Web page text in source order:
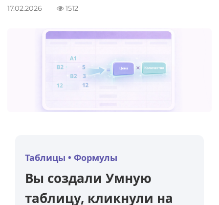
Excel с уверенностью:
Формулы в excel
17.02.2026 1512
Таблицы • Формулы
Вы создали Умную
таблицу, кликнули на